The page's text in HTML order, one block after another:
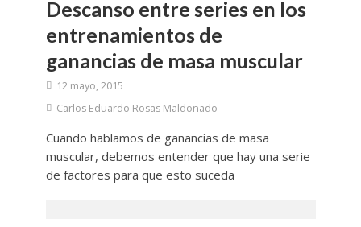
Descanso entre series en los
entrenamientos de
ganancias de masa muscular
12 mayo, 2015
Carlos Eduardo Rosas Maldonado
Cuando hablamos de ganancias de masa
muscular, debemos entender que hay una serie
de factores para que esto suceda